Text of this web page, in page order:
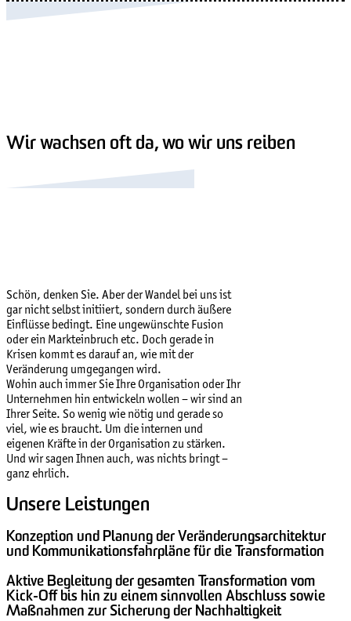
Wir wachsen oft da, wo wir uns reiben
Schön, denken Sie. Aber der Wandel bei uns ist
gar nicht selbst initiiert, sondern durch äußere
Einflüsse bedingt. Eine ungewünschte Fusion
oder ein Markteinbruch etc. Doch gerade in
Krisen kommt es darauf an, wie mit der
Veränderung umgegangen wird.
Wohin auch immer Sie Ihre Organisation oder Ihr
Unternehmen hin entwickeln wollen – wir sind an
Ihrer Seite. So wenig wie nötig und gerade so
viel, wie es braucht. Um die internen und
eigenen Kräfte in der Organisation zu stärken.
Und wir sagen Ihnen auch, was nichts bringt –
ganz ehrlich.
Unsere Leistungen
Konzeption und Planung der Veränderungsarchitektur
und Kommunikationsfahrpläne für die Transformation
Aktive Begleitung der gesamten Transformation vom
Kick-Off bis hin zu einem sinnvollen Abschluss sowie
Maßnahmen zur Sicherung der Nachhaltigkeit